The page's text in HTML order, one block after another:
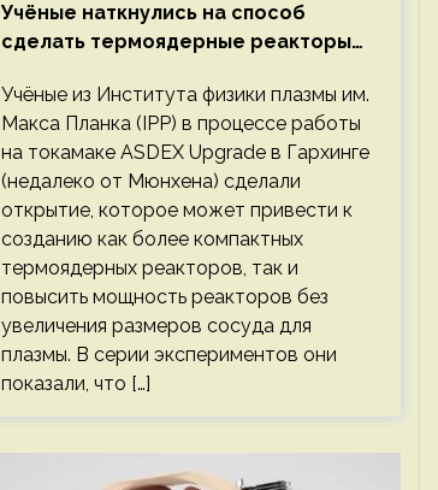
Учёные наткнулись на способ
сделать термоядерные реакторы
Учёные из Института физики плазмы им.
Макса Планка (IPP) в процессе работы
на токамаке ASDEX Upgrade в Гархинге
(недалеко от Мюнхена) сделали
открытие, которое может привести к
созданию как более компактных
термоядерных реакторов, так и
повысить мощность реакторов без
увеличения размеров сосуда для
плазмы. В серии экспериментов они
показали, что […]